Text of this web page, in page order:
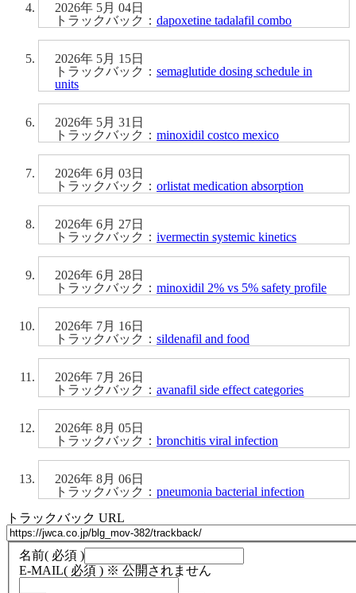
2026年 5月 04日
トラックバック： dapoxetine tadalafil combo
2026年 5月 15日
トラックバック： semaglutide dosing schedule in
units
2026年 5月 31日
トラックバック： minoxidil costco mexico
2026年 6月 03日
トラックバック： orlistat medication absorption
2026年 6月 27日
トラックバック： ivermectin systemic kinetics
2026年 6月 28日
トラックバック： minoxidil 2% vs 5% safety profile
2026年 7月 16日
トラックバック： sildenafil and food
2026年 7月 26日
トラックバック： avanafil side effect categories
2026年 8月 05日
トラックバック： bronchitis viral infection
2026年 8月 06日
トラックバック： pneumonia bacterial infection
トラックバック URL
名前( 必須 )
E-MAIL( 必須 ) ※ 公開されません